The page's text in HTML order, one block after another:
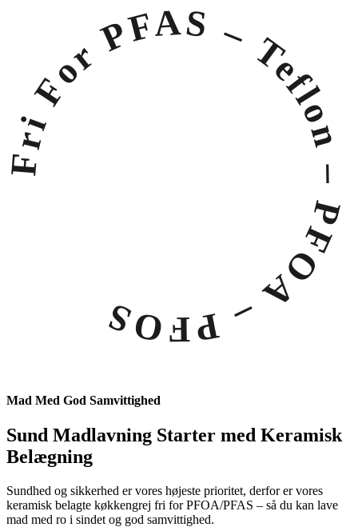
Fri For PFAS– Teflon – PFOA – PFOS
Mad Med God Samvittighed
Sund Madlavning Starter med Keramisk
Belægning
Sundhed og sikkerhed er vores højeste prioritet, derfor er vores
keramisk belagte køkkengrej fri for PFOA/PFAS – så du kan lave
mad med ro i sindet og god samvittighed.